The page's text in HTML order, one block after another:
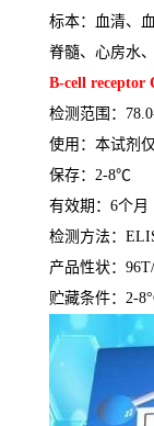
标本：血清、
脊髓、心房水
B-cell receptor
检测范围：
使用：本试剂
保存： 2-8℃
有效期： 6个月
检测方法：
产品性状：
贮藏条件： 2-